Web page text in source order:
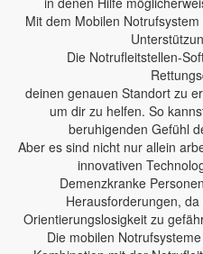
Mit dem Mobilen
Die Notrufleitstellen-
deinen genauen Standort zu
um dir zu helfen. So
beruhigenden Gefühl
Aber es sind nicht nur allein
innovativen
Demenzkranke
Herausforderungen,
Orientierungslosigkeit zu
Die mobilen